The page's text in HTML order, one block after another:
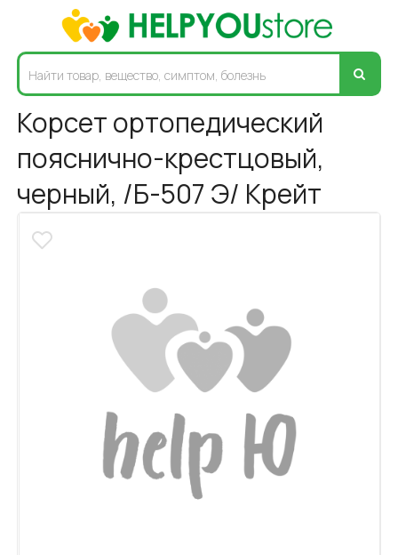
Корсет ортопедический
пояснично-крестцовый,
черный, /Б-507 Э/ Крейт